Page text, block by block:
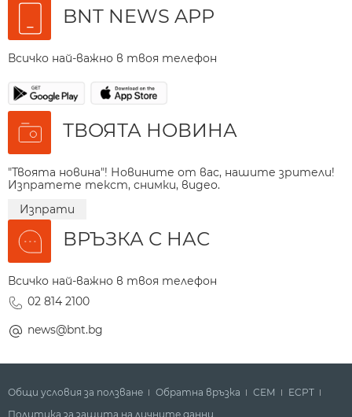
BNT NEWS APP
Всичко най-важно в твоя телефон
ТВОЯТА НОВИНА
"Твоята новина"! Новините от вас, нашите зрители!
Изпратете текст, снимки, видео.
Изпрати
ВРЪЗКА С НАС
Всичко най-важно в твоя телефон
02 814 2100
news@bnt.bg
Общи условия за ползване Обратна връзка СЕМ
ECPT
Политика за защита на личните данни